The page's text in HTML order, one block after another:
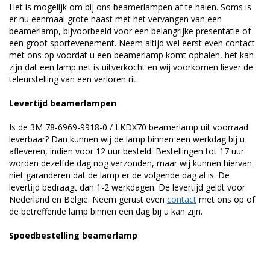
Het is mogelijk om bij ons beamerlampen af te halen. Soms is
er nu eenmaal grote haast met het vervangen van een
beamerlamp, bijvoorbeeld voor een belangrijke presentatie of
een groot sportevenement. Neem altijd wel eerst even contact
met ons op voordat u een beamerlamp komt ophalen, het kan
zijn dat een lamp net is uitverkocht en wij voorkomen liever de
teleurstelling van een verloren rit.
Levertijd beamerlampen
Is de 3M 78-6969-9918-0 / LKDX70 beamerlamp uit voorraad
leverbaar? Dan kunnen wij de lamp binnen een werkdag bij u
afleveren, indien voor 12 uur besteld. Bestellingen tot 17 uur
worden dezelfde dag nog verzonden, maar wij kunnen hiervan
niet garanderen dat de lamp er de volgende dag al is. De
levertijd bedraagt dan 1-2 werkdagen. De levertijd geldt voor
Nederland en België. Neem gerust even contact met ons op of
de betreffende lamp binnen een dag bij u kan zijn.
Spoedbestelling beamerlamp